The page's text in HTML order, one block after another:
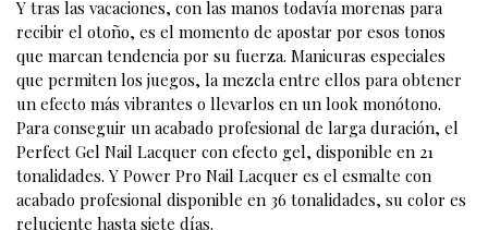
Y tras las vacaciones, con las manos todavía morenas para
recibir el otoño, es el momento de apostar por esos tonos
que marcan tendencia por su fuerza. Manicuras especiales
que permiten los juegos, la mezcla entre ellos para obtener
un efecto más vibrantes o llevarlos en un look monótono.
Para conseguir un acabado profesional de larga duración, el
Perfect Gel Nail Lacquer con efecto gel, disponible en 21
tonalidades. Y Power Pro Nail Lacquer es el esmalte con
acabado profesional disponible en 36 tonalidades, su color es
reluciente hasta siete días.